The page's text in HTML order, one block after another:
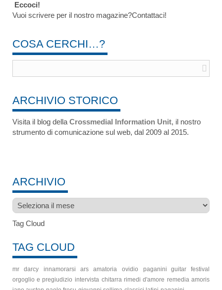
Eccoci!
Vuoi scrivere per il nostro magazine?Contattaci!
COSA CERCHI…?
ARCHIVIO STORICO
Visita il blog della Crossmedial Information Unit, il nostro
strumento di comunicazione sul web, dal 2009 al 2015.
ARCHIVIO
Archivio
Tag Cloud
TAG CLOUD
mr darcy innamorarsi ars amatoria ovidio
paganini guitar festival
orgoglio e pregiudizio intervista chitarra rimedi d'amore remedia amoris